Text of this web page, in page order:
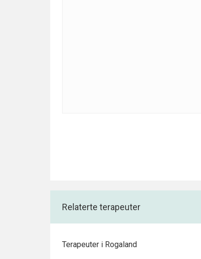
Relaterte terapeuter
Terapeuter i Rogaland